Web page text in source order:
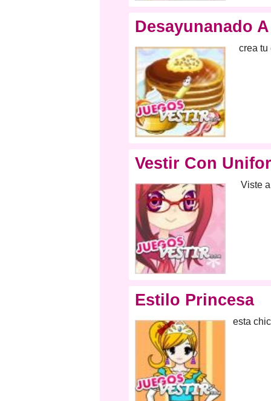
Desayunanado
crea tu
Vestir Con
Viste
Estilo Princesa
esta